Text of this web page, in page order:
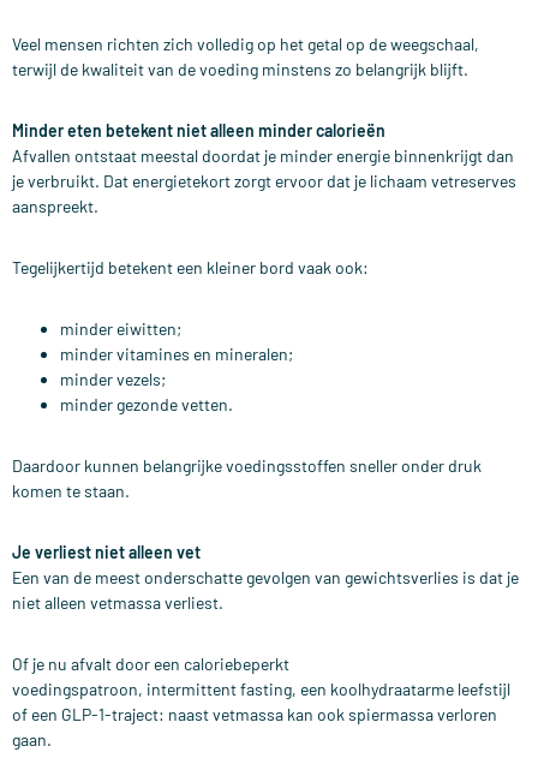
Veel mensen richten zich volledig op het getal op de weegschaal,
terwijl de kwaliteit van de voeding minstens zo belangrijk blijft.
Minder eten betekent niet alleen minder calorieën
Afvallen ontstaat meestal doordat je minder energie binnenkrijgt dan
je verbruikt. Dat energietekort zorgt ervoor dat je lichaam vetreserves
aanspreekt.
Tegelijkertijd betekent een kleiner bord vaak ook:
minder eiwitten;
minder vitamines en mineralen;
minder vezels;
minder gezonde vetten.
Daardoor kunnen belangrijke voedingsstoffen sneller onder druk
komen te staan.
Je verliest niet alleen vet
Een van de meest onderschatte gevolgen van gewichtsverlies is dat je
niet alleen vetmassa verliest.
Of je nu afvalt door een caloriebeperkt
voedingspatroon, intermittent fasting, een koolhydraatarme leefstijl
of een GLP-1-traject: naast vetmassa kan ook spiermassa verloren
gaan.